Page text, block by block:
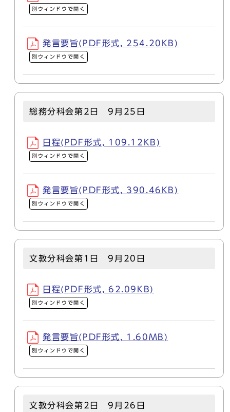
別ウィンドウで開く
発言要旨(PDF形式, 254.20KB)
別ウィンドウで開く
総務分科会第2日 9月25日
日程(PDF形式, 109.12KB)
別ウィンドウで開く
発言要旨(PDF形式, 390.46KB)
別ウィンドウで開く
文教分科会第1日 9月20日
日程(PDF形式, 62.09KB)
別ウィンドウで開く
発言要旨(PDF形式, 1.60MB)
別ウィンドウで開く
文教分科会第2日 9月26日